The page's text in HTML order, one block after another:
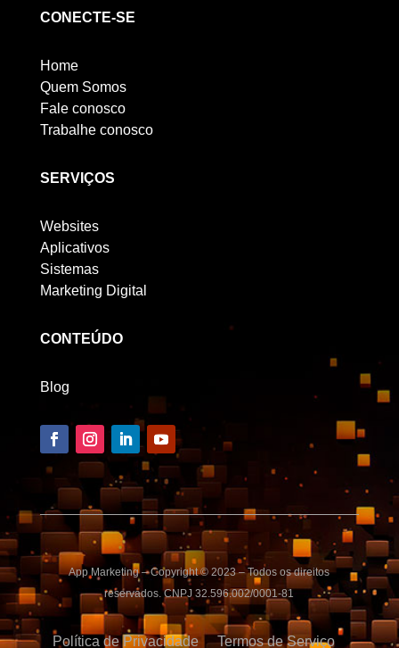
CONECTE-SE
Home
Quem Somos
Fale conosco
Trabalhe conosco
SERVIÇOS
Websites
Aplicativos
Sistemas
Marketing Digital
CONTEÚDO
Blog
App Marketing – Copyright © 2023 – Todos os direitos
reservados. CNPJ 32.596.002/0001-81
Política de Privacidade Termos de Serviço